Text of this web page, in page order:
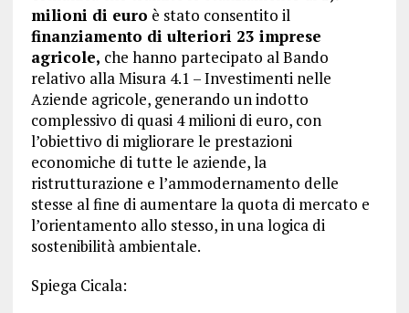
milioni di euro è stato consentito il
finanziamento di ulteriori 23 imprese
agricole, che hanno partecipato al Bando
relativo alla Misura 4.1 – Investimenti nelle
Aziende agricole, generando un indotto
complessivo di quasi 4 milioni di euro, con
l’obiettivo di migliorare le prestazioni
economiche di tutte le aziende, la
ristrutturazione e l’ammodernamento delle
stesse al fine di aumentare la quota di mercato e
l’orientamento allo stesso, in una logica di
sostenibilità ambientale.
Spiega Cicala: